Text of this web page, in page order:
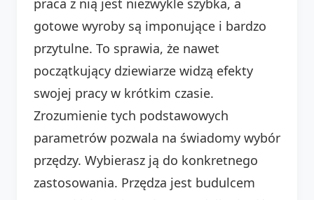
gotowe wyroby są imponujące i bardzo
przytulne. To sprawia, że nawet
początkujący dziewiarze widzą efekty
swojej pracy w krótkim czasie.
Zrozumienie tych podstawowych
parametrów pozwala na świadomy wybór
przędzy. Wybierasz ją do konkretnego
zastosowania. Przędza jest budulcem